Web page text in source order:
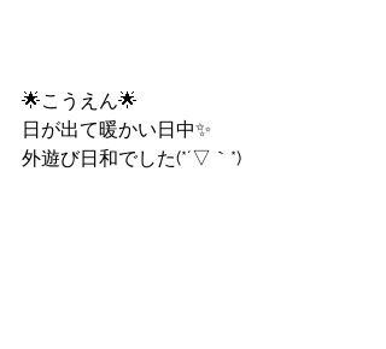
🌟こうえん🌟
日が出て暖かい日中✨
外遊び日和でした(*´▽｀*)